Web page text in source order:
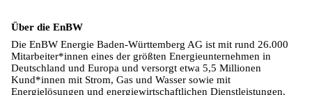
Über die EnBW
Die EnBW Energie Baden-Württemberg AG ist mit rund 26.000
Mitarbeiter*innen eines der größten Energieunternehmen in
Deutschland und Europa und versorgt etwa 5,5 Millionen
Kund*innen mit Strom, Gas und Wasser sowie mit
Energielösungen und energiewirtschaftlichen Dienstleistungen.